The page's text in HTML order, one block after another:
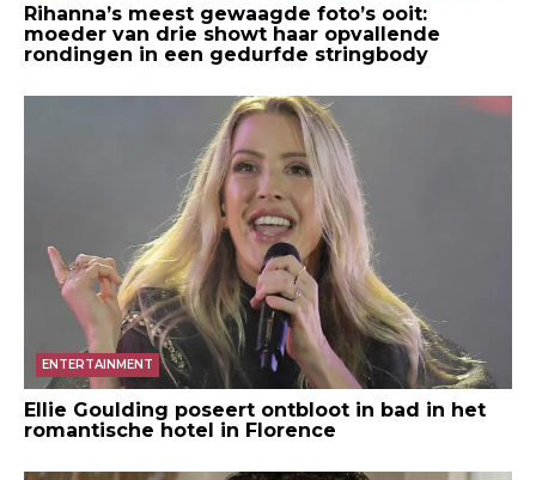
Rihanna’s meest gewaagde foto’s ooit:
moeder van drie showt haar opvallende
rondingen in een gedurfde stringbody
ENTERTAINMENT
Ellie Goulding poseert ontbloot in bad in het
romantische hotel in Florence